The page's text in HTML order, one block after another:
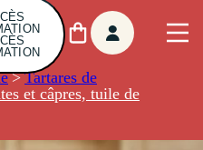
> Tartares de
et câpres, tuile de